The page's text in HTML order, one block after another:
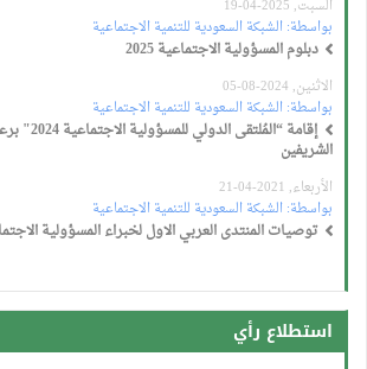
السبت, 2025-04-19
بواسطة:الشبكة السعودية للتنمية الاجتماعية
دبلوم المسؤولية الاجتماعية 2025
الاثنين, 2024-08-05
بواسطة:الشبكة السعودية للتنمية الاجتماعية
إقامة
الشريفين
الأربعاء, 2021-04-21
بواسطة:الشبكة السعودية للتنمية الاجتماعية
توصيات المنتدى العربي الاول لخبراء المسؤولية
استطلاع رأي